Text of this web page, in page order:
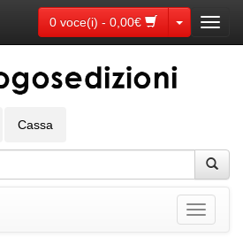
0 voce(i) - 0,00€ Toggle
Cassa
Toggle